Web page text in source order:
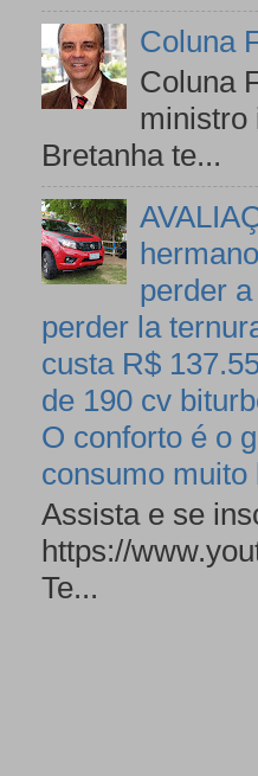
Coluna
Coluna
ministro
Bretanha te...
perder
perder la
custa R$
de 190 cv
O conforto é o
consumo
Assista e se
https://
Te...